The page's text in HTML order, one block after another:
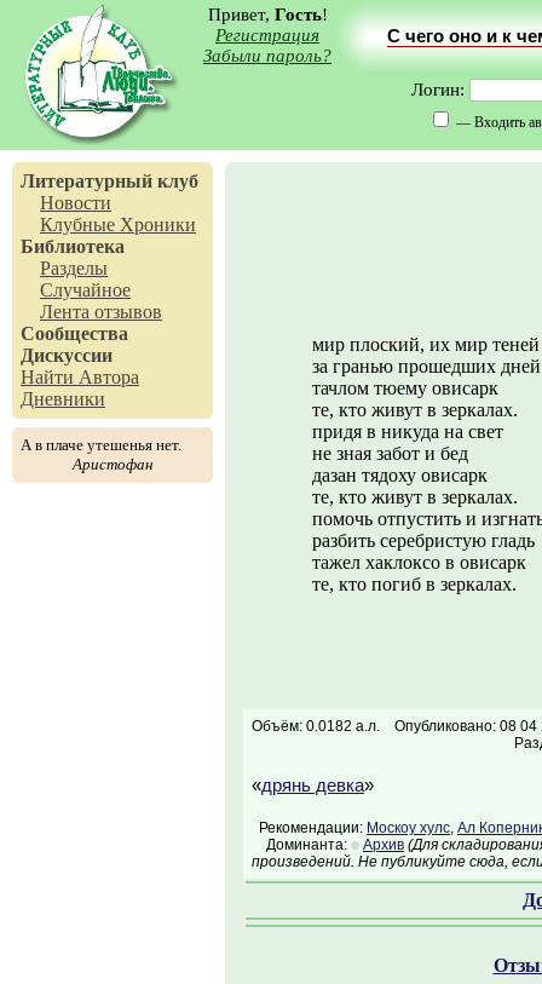
Привет, Гость!
Регистрация
Забыли пароль?
С чего оно и к
Логин:
— Входить
Литературный клуб
Новости
Клубные Хроники
Библиотека
Разделы
Случайное
Лента отзывов
Сообщества
Дискуссии
Найти Автора
Дневники
А в плаче утешенья нет.
Аристофан
мир плоский, их мир теней
за гранью прошедших дней
тачлом тюему овисарк
те, кто живут в зеркалах.
придя в никуда на свет
не зная забот и бед
дазан тядоху овисарк
те, кто живут в зеркалах.
помочь отпустить и
разбить серебристую гладь
тажел хаклоксо в овисарк
те, кто погиб в зеркалах.
Объём: 0.0182 а.л.
Опубликовано: 08 04
«дрянь девка»
Рекомендации: Москоу хулс, Ал
Доминанта:
Архив (Для
произведений. Не публикуйте сюда,